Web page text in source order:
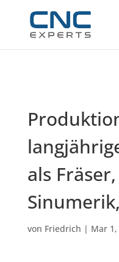
als
von Friedrich | Mar 1,